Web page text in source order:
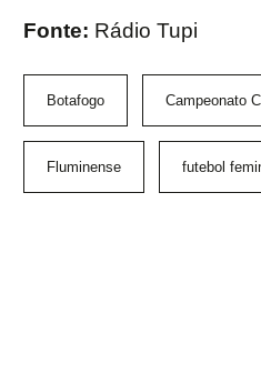
Fonte: Rádio Tupi
Botafogo Campeonato
Fluminense futebol